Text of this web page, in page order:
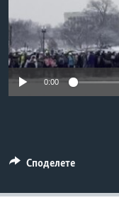
No
0:00
Споделете